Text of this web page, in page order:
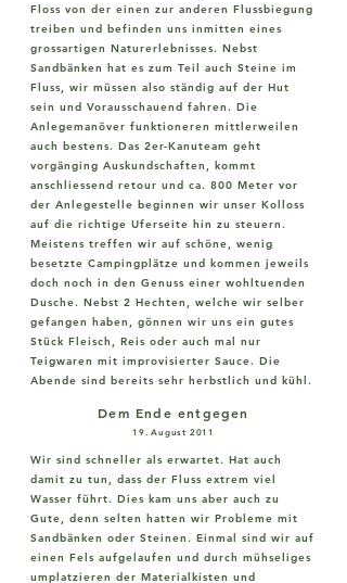
Floss von der einen zur anderen Flussbiegung
treiben und befinden uns inmitten eines
grossartigen Naturerlebnisses. Nebst
Sandbänken hat es zum Teil auch Steine im
Fluss, wir müssen also ständig auf der Hut
sein und Vorausschauend fahren. Die
Anlegemanöver funktioneren mittlerweilen
auch bestens. Das 2er-Kanuteam geht
vorgänging Auskundschaften, kommt
anschliessend retour und ca. 800 Meter vor
der Anlegestelle beginnen wir unser Kolloss
auf die richtige Uferseite hin zu steuern.
Meistens treffen wir auf schöne, wenig
besetzte Campingplätze und kommen jeweils
doch noch in den Genuss einer wohltuenden
Dusche. Nebst 2 Hechten, welche wir selber
gefangen haben, gönnen wir uns ein gutes
Stück Fleisch, Reis oder auch mal nur
Teigwaren mit improvisierter Sauce. Die
Abende sind bereits sehr herbstlich und kühl.
Dem Ende entgegen
19. August 2011
Wir sind schneller als erwartet. Hat auch
damit zu tun, dass der Fluss extrem viel
Wasser führt. Dies kam uns aber auch zu
Gute, denn selten hatten wir Probleme mit
Sandbänken oder Steinen. Einmal sind wir auf
einen Fels aufgelaufen und durch mühseliges
umplatzieren der Materialkisten und